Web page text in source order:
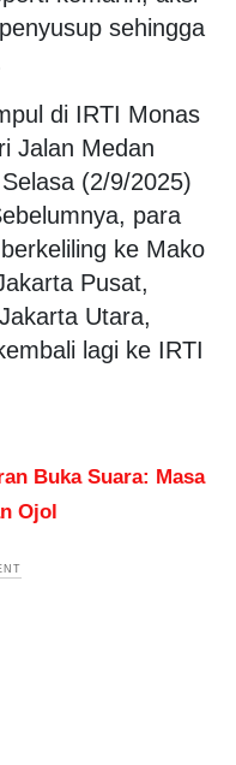
sehingga
di IRTI Monas
Jalan Medan
(2/9/2025)
para
ke Mako
Pusat,
Utara,
lagi ke IRTI
Buka Suara: Masa
Ojol